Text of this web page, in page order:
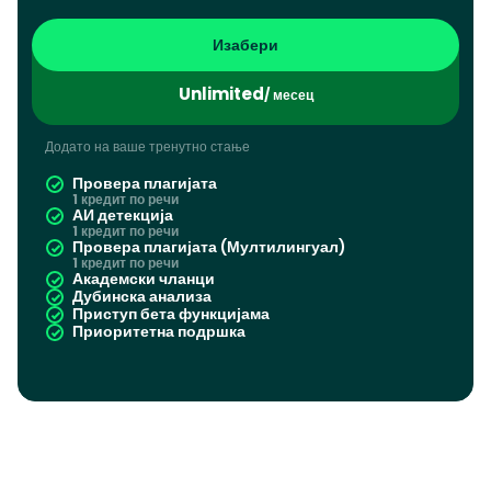
Изабери
Unlimited/ месец
Додато на ваше тренутно стање
Провера плагијата
1 кредит по речи
АИ детекција
1 кредит по речи
Провера плагијата (Мултилингуал)
1 кредит по речи
Академски чланци
Дубинска анализа
Приступ бета функцијама
Приоритетна подршка